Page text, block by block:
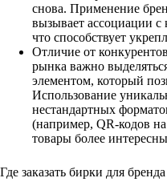
снова. Применение
вызывает ассоциации с
что способствует
Отличие от
рынка важно
элементом, который
Использование
нестандартных
(например, QR-кодов
товары более
Где заказать бирки для